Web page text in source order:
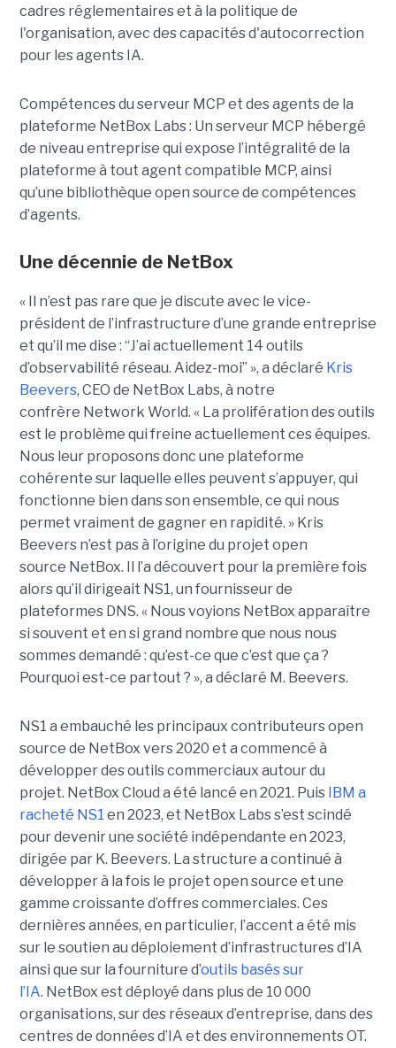
cadres réglementaires et à la politique de
l'organisation, avec des capacités d'autocorrection
pour les agents IA.
Compétences du serveur MCP et des agents de la
plateforme NetBox Labs : Un serveur MCP hébergé
de niveau entreprise qui expose l’intégralité de la
plateforme à tout agent compatible MCP, ainsi
qu’une bibliothèque open source de compétences
d’agents.
Une décennie de NetBox
« Il n’est pas rare que je discute avec le vice-
président de l’infrastructure d’une grande entreprise
et qu’il me dise : “J’ai actuellement 14 outils
d’observabilité réseau. Aidez-moi” », a déclaré Kris
Beevers, CEO de NetBox Labs, à notre
confrère Network World. « La prolifération des outils
est le problème qui freine actuellement ces équipes.
Nous leur proposons donc une plateforme
cohérente sur laquelle elles peuvent s’appuyer, qui
fonctionne bien dans son ensemble, ce qui nous
permet vraiment de gagner en rapidité. » Kris
Beevers n’est pas à l’origine du projet open
source NetBox. Il l’a découvert pour la première fois
alors qu’il dirigeait NS1, un fournisseur de
plateformes DNS. « Nous voyions NetBox apparaître
si souvent et en si grand nombre que nous nous
sommes demandé : qu’est-ce que c’est que ça ?
Pourquoi est-ce partout ? », a déclaré M. Beevers.
NS1 a embauché les principaux contributeurs open
source de NetBox vers 2020 et a commencé à
développer des outils commerciaux autour du
projet. NetBox Cloud a été lancé en 2021. Puis IBM a
racheté NS1 en 2023, et NetBox Labs s’est scindé
pour devenir une société indépendante en 2023,
dirigée par K. Beevers. La structure a continué à
développer à la fois le projet open source et une
gamme croissante d’offres commerciales. Ces
dernières années, en particulier, l’accent a été mis
sur le soutien au déploiement d’infrastructures d’IA
ainsi que sur la fourniture d’outils basés sur
l’IA. NetBox est déployé dans plus de 10 000
organisations, sur des réseaux d’entreprise, dans des
centres de données d’IA et des environnements OT.